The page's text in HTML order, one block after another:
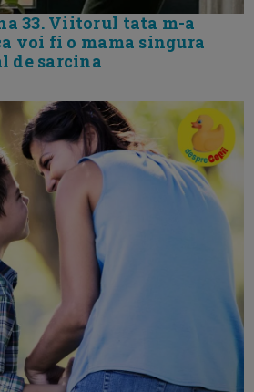
33. Viitorul tata m-a
voi fi o mama singura
de sarcina